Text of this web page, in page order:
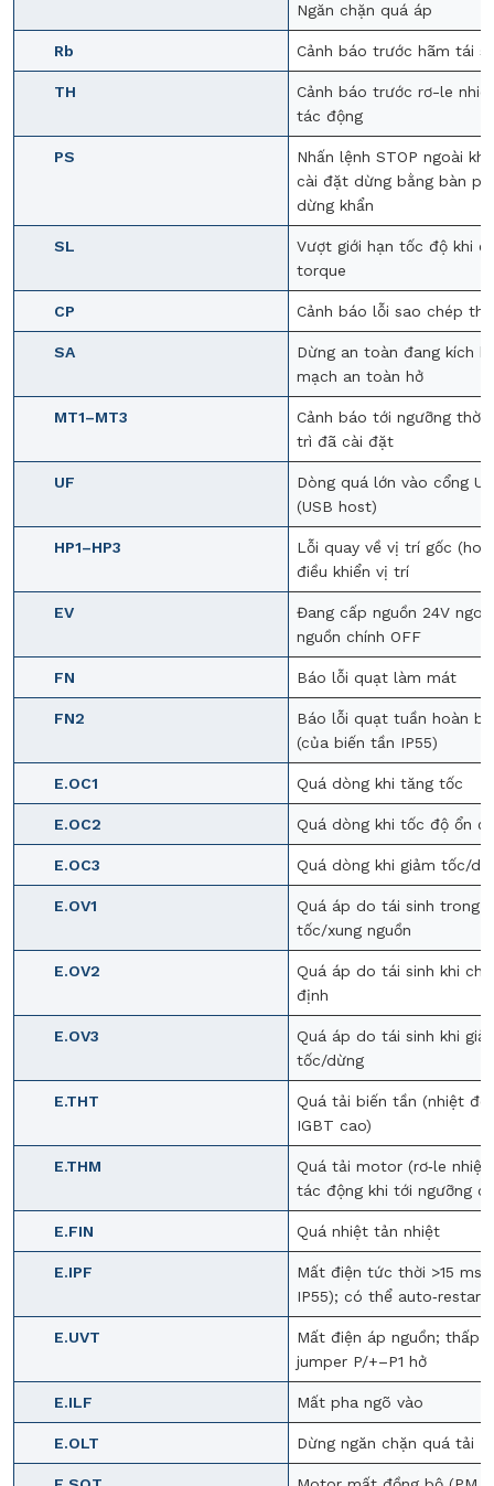
Ngăn chặn quá áp
Rb Cảnh báo trước hãm tái
TH
Cảnh báo trước rơ-le
tác động
PS
Nhấn lệnh STOP ngoài khi
cài đặt dừng bằng bàn
dừng khẩn
SL
Vượt giới hạn tốc độ khi
torque
CP Cảnh báo lỗi sao chép
SA
Dừng an toàn đang kích
mạch an toàn hở
MT1–MT3
Cảnh báo tới ngưỡng thời
trì đã cài đặt
UF
Dòng quá lớn vào cổng
(USB host)
HP1–HP3
Lỗi quay về vị trí gốc
điều khiển vị trí
EV
Đang cấp nguồn 24V
nguồn chính OFF
FN Báo lỗi quạt làm mát
FN2
Báo lỗi quạt tuần hoàn
(của biến tần IP55)
E.OC1 Quá dòng khi tăng tốc
E.OC2 Quá dòng khi tốc độ ổn
E.OC3 Quá dòng khi giảm tốc/
E.OV1
Quá áp do tái sinh trong
tốc/xung nguồn
E.OV2
Quá áp do tái sinh khi
định
E.OV3
Quá áp do tái sinh khi
tốc/dừng
E.THT
Quá tải biến tần (nhiệt độ
IGBT cao)
E.THM
Quá tải motor (rơ‑le
tác động khi tới ngưỡng
E.FIN Quá nhiệt tản nhiệt
E.IPF
Mất điện tức thời >15 ms
IP55); có thể auto‑restart
E.UVT
Mất điện áp nguồn; thấp
jumper P/+–P1 hở
E.ILF Mất pha ngõ vào
E.OLT Dừng ngăn chặn quá tải